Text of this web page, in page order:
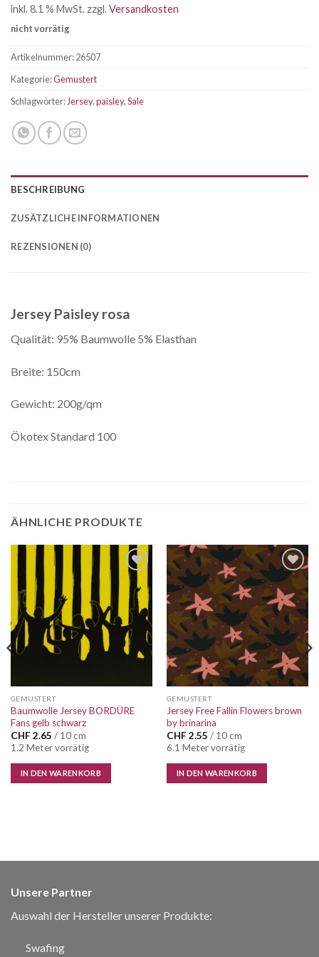
war:
ist:
inkl. 8.1 % MwSt. zzgl.Versandkosten
nicht vorrätig
Artikelnummer:26507
Kategorie:Gemustert
Schlagwörter:Jersey,paisley,Sale
BESCHREIBUNG
ZUSÄTZLICHE INFORMATIONEN
REZENSIONEN (0)
Jersey Paisley rosa
Qualität: 95% Baumwolle 5% Elasthan
Breite: 150cm
Gewicht: 200g/qm
Ökotex Standard 100
ÄHNLICHE PRODUKTE
Auf die
Wunschliste
GEMUSTERT
Baumwolle Jersey BORDÜRE
Fans gelb schwarz
CHF 2.65 / 10 cm
1.2 Meter vorrätig
IN DEN WARENKORB
Auf die
Wunschliste
GEMUSTERT
Jersey Free Fallin Flowers brown
by brinarina
CHF 2.55 / 10 cm
6.1 Meter vorrätig
IN DEN WARENKORB
Unsere Partner
Auswahl der Hersteller unserer Produkte:
Swafing